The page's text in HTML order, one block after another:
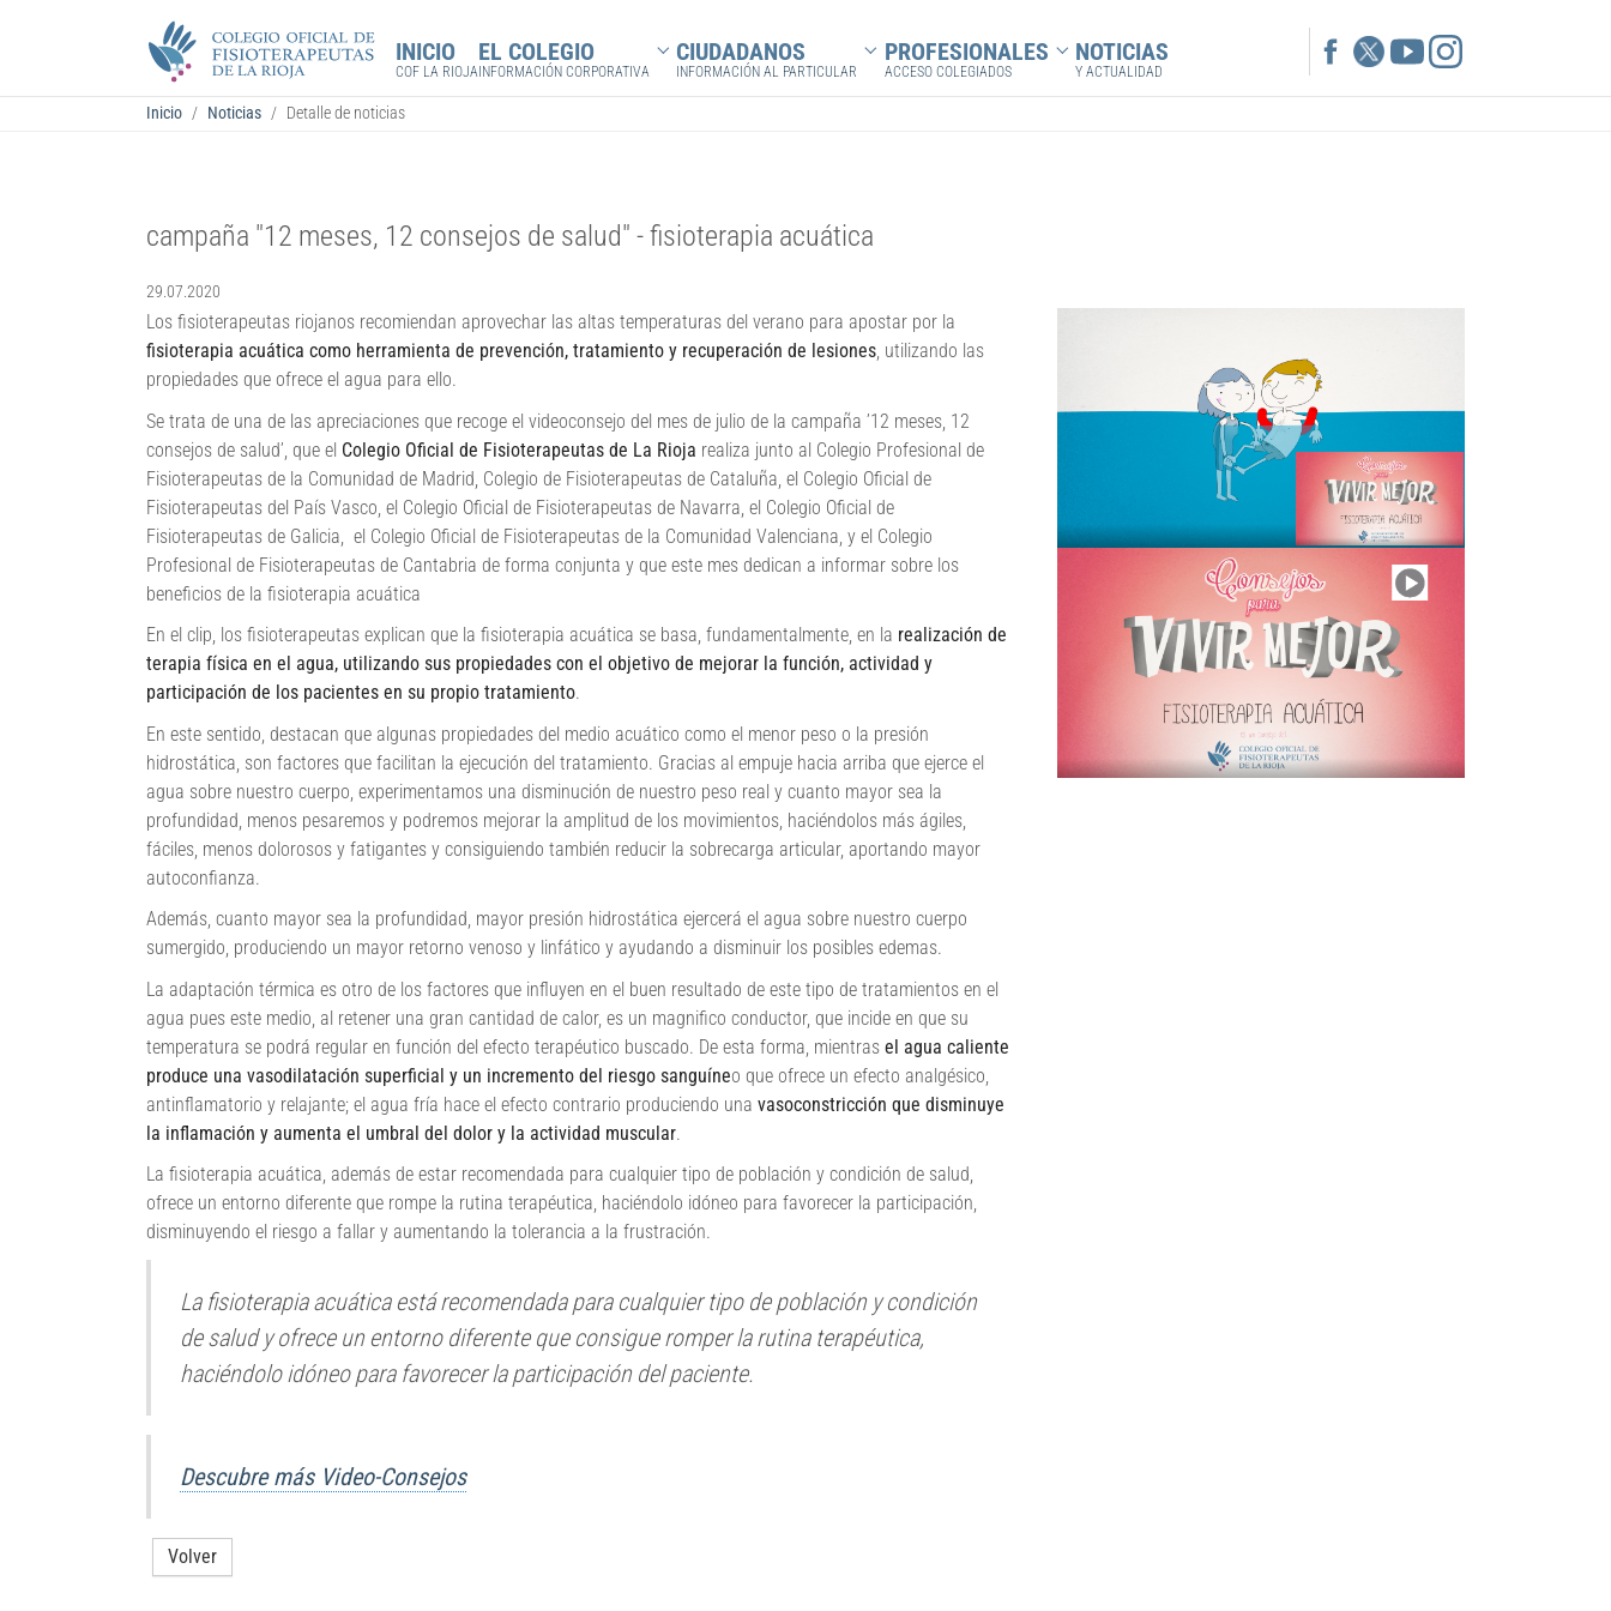
INICIO
COF LA RIOJA
EL COLEGIO
INFORMACIÓN CORPORATIVA
Submenu for "El colegio"
CIUDADANOS
INFORMACIÓN AL PARTICULAR
Submenu for "Ciudadanos"
PROFESIONALES
ACCESO COLEGIADOS
Submenu for "Profesionales"
NOTICIAS
Y ACTUALIDAD
Estás aquí:
Inicio Noticias Detalle de noticias
campaña "12 meses, 12 consejos de salud" - fisioterapia acuática
29.07.2020
Los fisioterapeutas riojanos recomiendan aprovechar las altas temperaturas del verano para apostar por la
fisioterapia acuática como herramienta de prevención, tratamiento y recuperación de lesiones, utilizando las
propiedades que ofrece el agua para ello.
Se trata de una de las apreciaciones que recoge el videoconsejo del mes de julio de la campaña ’12 meses, 12
consejos de salud’, que el Colegio Oficial de Fisioterapeutas de La Rioja realiza junto al Colegio Profesional de
Fisioterapeutas de la Comunidad de Madrid, Colegio de Fisioterapeutas de Cataluña, el Colegio Oficial de
Fisioterapeutas del País Vasco, el Colegio Oficial de Fisioterapeutas de Navarra, el Colegio Oficial de
Fisioterapeutas de Galicia, el Colegio Oficial de Fisioterapeutas de la Comunidad Valenciana, y el Colegio
Profesional de Fisioterapeutas de Cantabria de forma conjunta y que este mes dedican a informar sobre los
beneficios de la fisioterapia acuática
En el clip, los fisioterapeutas explican que la fisioterapia acuática se basa, fundamentalmente, en la realización de
terapia física en el agua, utilizando sus propiedades con el objetivo de mejorar la función, actividad y
participación de los pacientes en su propio tratamiento.
En este sentido, destacan que algunas propiedades del medio acuático como el menor peso o la presión
hidrostática, son factores que facilitan la ejecución del tratamiento. Gracias al empuje hacia arriba que ejerce el
agua sobre nuestro cuerpo, experimentamos una disminución de nuestro peso real y cuanto mayor sea la
profundidad, menos pesaremos y podremos mejorar la amplitud de los movimientos, haciéndolos más ágiles,
fáciles, menos dolorosos y fatigantes y consiguiendo también reducir la sobrecarga articular, aportando mayor
autoconfianza.
Además, cuanto mayor sea la profundidad, mayor presión hidrostática ejercerá el agua sobre nuestro cuerpo
sumergido, produciendo un mayor retorno venoso y linfático y ayudando a disminuir los posibles edemas.
La adaptación térmica es otro de los factores que influyen en el buen resultado de este tipo de tratamientos en el
agua pues este medio, al retener una gran cantidad de calor, es un magnifico conductor, que incide en que su
temperatura se podrá regular en función del efecto terapéutico buscado. De esta forma, mientras el agua caliente
produce una vasodilatación superficial y un incremento del riesgo sanguíneo que ofrece un efecto analgésico,
antinflamatorio y relajante; el agua fría hace el efecto contrario produciendo una vasoconstricción que disminuye
la inflamación y aumenta el umbral del dolor y la actividad muscular.
La fisioterapia acuática, además de estar recomendada para cualquier tipo de población y condición de salud,
ofrece un entorno diferente que rompe la rutina terapéutica, haciéndolo idóneo para favorecer la participación,
disminuyendo el riesgo a fallar y aumentando la tolerancia a la frustración.
La fisioterapia acuática está recomendada para cualquier tipo de población y condición
de salud y ofrece un entorno diferente que consigue romper la rutina terapéutica,
haciéndolo idóneo para favorecer la participación del paciente.
Descubre más Video-Consejos
Volver